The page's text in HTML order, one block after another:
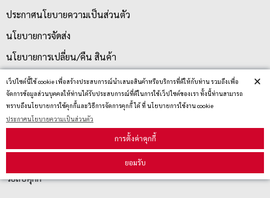
เว็ปไซต์นี้ใช้ cookie เพื่อสร้างประสบการณ์นำเสนอสินค้าหรือบริการที่ดีให้กับท่าน รวมถึงเพื่อ
จัดการข้อมูลส่วนบุคคลให้ท่านได้รับประสบการณ์ที่ดีในการใช้เว็ปไซต์ของเรา ทั้งนี้ท่านสามารถ
ทราบถึงนโยบายการใช้คุกกี้และวิธีการจัดการคุกกี้ ได้ ที่ นโยบายการใช้งาน cookie
ประกาศนโยบายความเป็นส่วนตัว
การตั้งค่าคุกกี้
ยอมรับ
×
ประกาศนโยบายความเป็นส่วนตัว
นโยบายการจัดส่ง
นโยบายการเปลี่ยน/คืน สินค้า
บริการลูกค้า
วิธีลบคุกกี้